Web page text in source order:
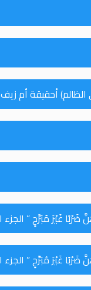
أحقيقة أم زيف